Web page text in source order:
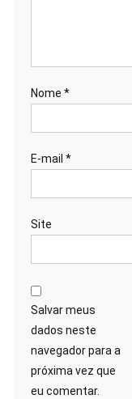
Nome *
E-mail *
Site
Salvar meus
dados neste
navegador para a
próxima vez que
eu comentar.